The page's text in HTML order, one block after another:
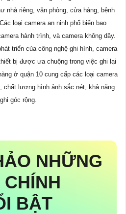
nhà riêng, văn phòng, cửa hàng, bệnh
loại camera an ninh phổ biến bao
hành trình, và camera không dây.
triển của công nghệ ghi hình, camera
bị được ưa chuộng trong việc ghi lại
ở quận 10 cung cấp các loại camera
chất lượng hình ảnh sắc nét, khả năng
góc rộng.
NHỮNG
BẬT